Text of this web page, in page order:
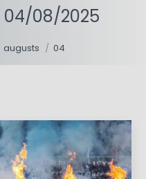
04/08/2025
augusts 04